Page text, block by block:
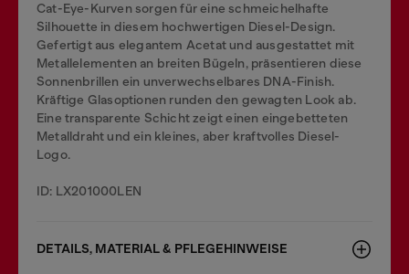
Cat-Eye-Kurven sorgen für eine schmeichelhafte
Silhouette in diesem hochwertigen Diesel-Design.
Gefertigt aus elegantem Acetat und ausgestattet mit
Metallelementen an breiten Bügeln, präsentieren diese
Sonnenbrillen ein unverwechselbares DNA-Finish.
Kräftige Glasoptionen runden den gewagten Look ab.
Eine transparente Schicht zeigt einen eingebetteten
Metalldraht und ein kleines, aber kraftvolles Diesel-
Logo.
ID: LX201000LEN
DETAILS, MATERIAL & PFLEGEHINWEISE